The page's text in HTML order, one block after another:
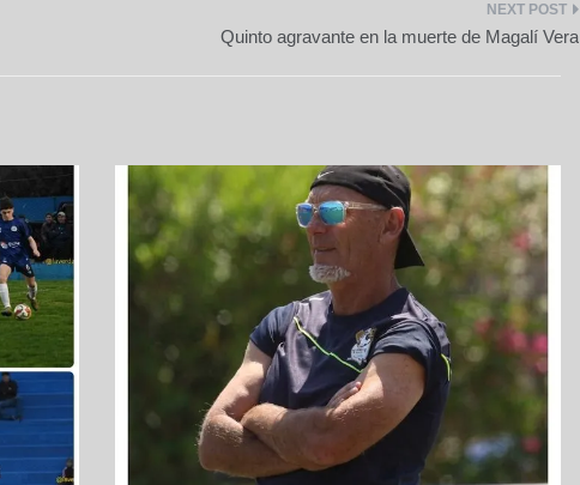
Quinto agravante en la muerte de Magalí Vera